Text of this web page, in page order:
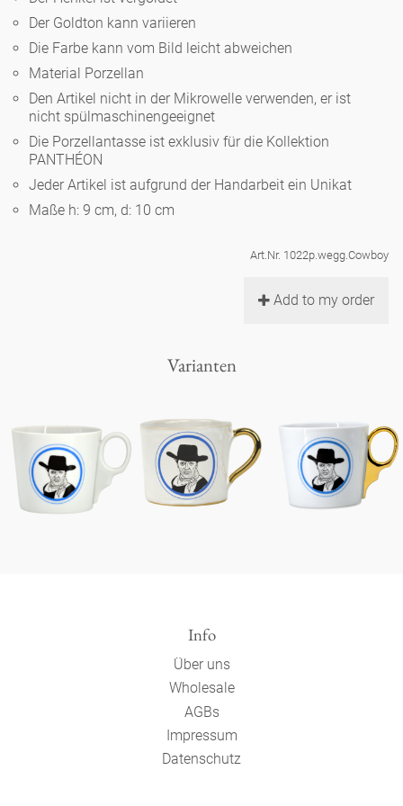
Porzellan
Humor
klassische Musiker
zeitgenössische Musiker
Kleine Kaffeetasse 'Glam'
Espressotassen 'Glam'
Runde Teller - weiß
Ovale Teller - weiß
Runde Teller 'de Luxe'
Tiefe Teller - weiß
Ovale Teller 'de Luxe'
Lange Teller 'de Luxe'
Teekanne
Vasen 'de Luxe'
Fressnapf
Goldener Käfig
Schalen 'de Luxe'
Hors d'Œvre
Hände und Füße
Bad
Schnickschnack
Präsentation
Räucherstäbchenhalter
Unpraktisch
Spielen
Dies & Das
Buchstaben
Figuren
Porzellanfiguren
Alices Schachspiel 'de Luxe'
Der Goldton kann variieren
Die Farbe kann vom Bild leicht abweichen
Material Porzellan
Den Artikel nicht in der Mikrowelle verwenden, er ist
nicht spülmaschinengeeignet
Die Porzellantasse ist exklusiv für die Kollektion
PANTHÉON
Jeder Artikel ist aufgrund der Handarbeit ein Unikat
Maße h: 9 cm, d: 10 cm
Art.Nr. 1022p.wegg.Cowboy
Add to my order
Varianten
Info
Über uns
Wholesale
AGBs
Impressum
Datenschutz